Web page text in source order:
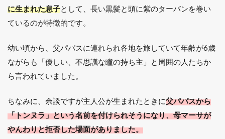
に生まれた息子として、長い黒髪と頭に紫のターバンを巻い
ているのが特徴的です。
幼い頃から、父パパスに連れられ各地を旅していて年齢が6歳
ながらも「優しい、不思議な瞳の持ち主」と周囲の人たちか
ら言われていました。
ちなみに、余談ですが主人公が生まれたときに父パパスから
「トンヌラ」という名前を付けられそうになり、母マーサが
やんわりと拒否した場面がありました。